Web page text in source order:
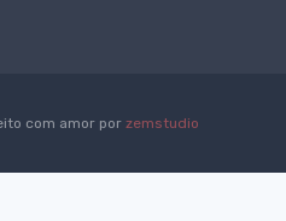
com amor por zemstudio